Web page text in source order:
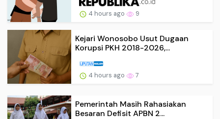
4 hours ago 9
Kejari Wonosobo Usut Dugaan
Korupsi PKH 2018-2026,...
4 hours ago 7
Pemerintah Masih Rahasiakan
Besaran Defisit APBN 2...